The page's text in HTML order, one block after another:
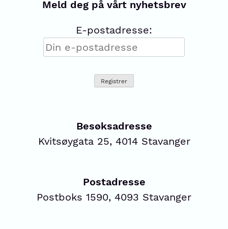
Meld deg på vårt nyhetsbrev
E-postadresse:
Besøksadresse
Kvitsøygata 25, 4014 Stavanger
Postadresse
Postboks 1590, 4093 Stavanger